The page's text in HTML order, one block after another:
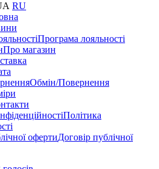
RU
Програма лояльності
Про магазин
Обмін/Повернення
Політика
Договір публічної